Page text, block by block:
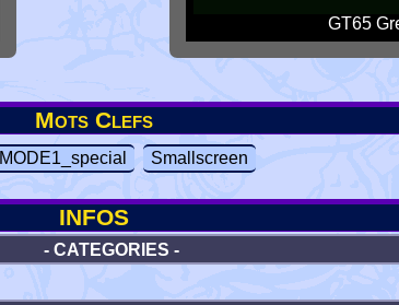
GT65
Mots Clefs
MODE1_special Smallscreen
INFOS
- CATEGORIES -